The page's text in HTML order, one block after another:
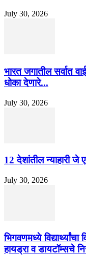
July 30, 2026
भारत जगातील सर्वात
धोका देणारे...
July 30, 2026
12 देशांतील न्याहारी
July 30, 2026
भिगवणमध्ये विद्यार्थ्यांचा
हायड्रा व डायटॉम्सचे